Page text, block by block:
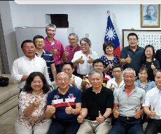
堅定走向世界 賴
總統與五院院長
國家邁出合作第一
總統農曆春節談話
台美貿易協議完成
性突破 總統強調
升級 籲請立院全
臺美簽署「對等貿